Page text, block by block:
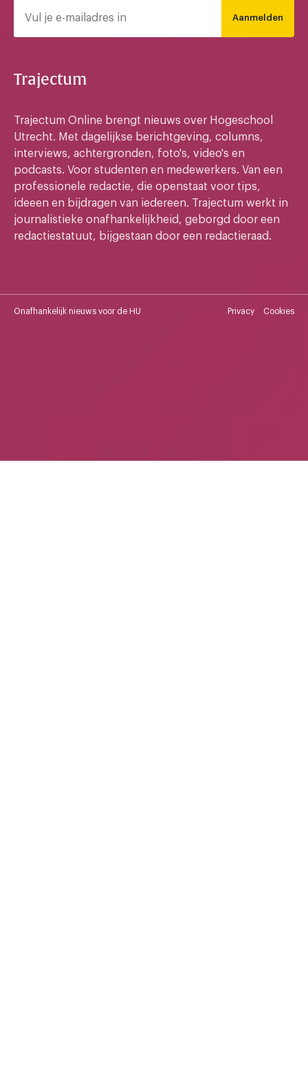
Aanmelden
Trajectum
Trajectum Online brengt nieuws over Hogeschool
Utrecht. Met dagelijkse berichtgeving, columns,
interviews, achtergronden, foto's, video's en
podcasts. Voor studenten en medewerkers. Van een
professionele redactie, die openstaat voor tips,
ideeen en bijdragen van iedereen. Trajectum werkt in
journalistieke onafhankelijkheid, geborgd door een
redactiestatuut, bijgestaan door een redactieraad.
Onafhankelijk nieuws voor de HU Privacy Cookies